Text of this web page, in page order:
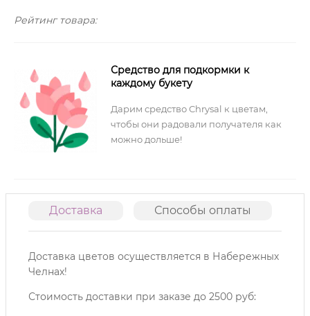
Рейтинг товара:
Средство для подкормки к
каждому букету
Дарим средство Chrysal к цветам,
чтобы они радовали получателя как
можно дольше!
Доставка Способы оплаты
Доставка цветов осуществляется в Набережных
Челнах!
Стоимость доставки при заказе до 2500 руб: